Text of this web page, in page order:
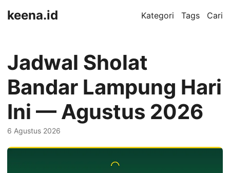
keena.id Kategori Tags Cari
Jadwal Sholat
Bandar Lampung Hari
Ini — Agustus 2026
6 Agustus 2026